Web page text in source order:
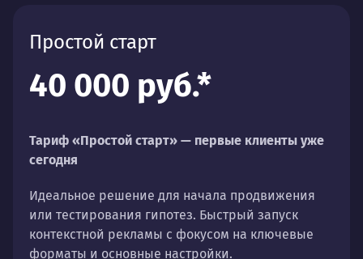
Простой старт
40 000 руб.*
Тариф «Простой старт» — первые клиенты уже
сегодня
Идеальное решение для начала продвижения
или тестирования гипотез. Быстрый запуск
контекстной рекламы с фокусом на ключевые
форматы и основные настройки.